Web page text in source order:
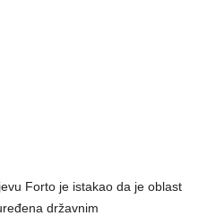
Forto je istakao da je oblast
državnim